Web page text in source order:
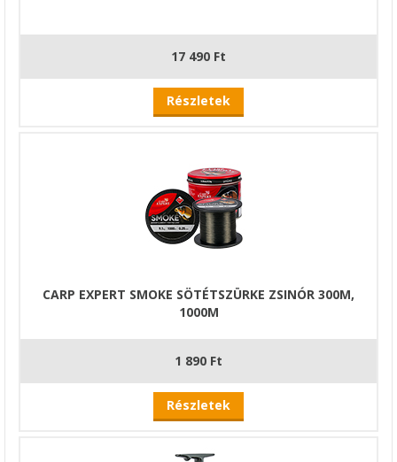
17 490 Ft
Részletek
CARP EXPERT SMOKE SÖTÉTSZÜRKE ZSINÓR 300M,
1000M
1 890 Ft
Részletek